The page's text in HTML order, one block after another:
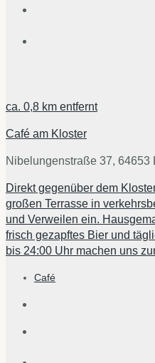
ca. 0,8 km entfernt
Café am Kloster
Nibelungenstraße 37, 64653
Direkt gegenüber dem
großen Terrasse in
und Verweilen ein.
frisch gezapftes Bier und
bis 24:00 Uhr machen uns
Café